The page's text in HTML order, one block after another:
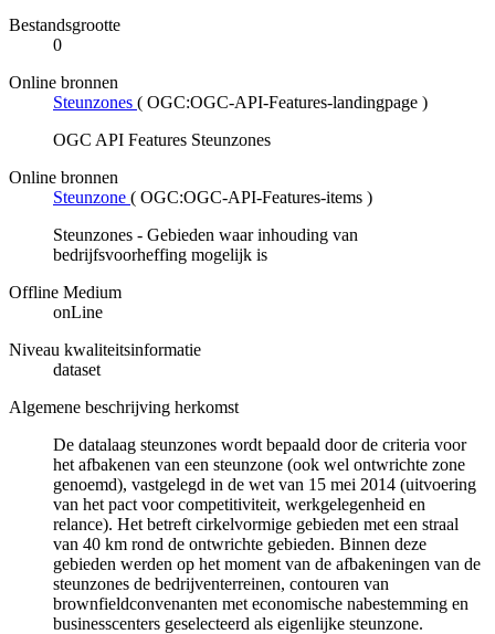
Bestandsgrootte
0
Online bronnen
Steunzones ( OGC:OGC-API-Features-landingpage )
OGC API Features Steunzones
Online bronnen
Steunzone ( OGC:OGC-API-Features-items )
Steunzones - Gebieden waar inhouding van
bedrijfsvoorheffing mogelijk is
Offline Medium
onLine
Niveau kwaliteitsinformatie
dataset
Algemene beschrijving herkomst
De datalaag steunzones wordt bepaald door de criteria voor
het afbakenen van een steunzone (ook wel ontwrichte zone
genoemd), vastgelegd in de wet van 15 mei 2014 (uitvoering
van het pact voor competitiviteit, werkgelegenheid en
relance). Het betreft cirkelvormige gebieden met een straal
van 40 km rond de ontwrichte gebieden. Binnen deze
gebieden werden op het moment van de afbakeningen van de
steunzones de bedrijventerreinen, contouren van
brownfieldconvenanten met economische nabestemming en
businesscenters geselecteerd als eigenlijke steunzone.